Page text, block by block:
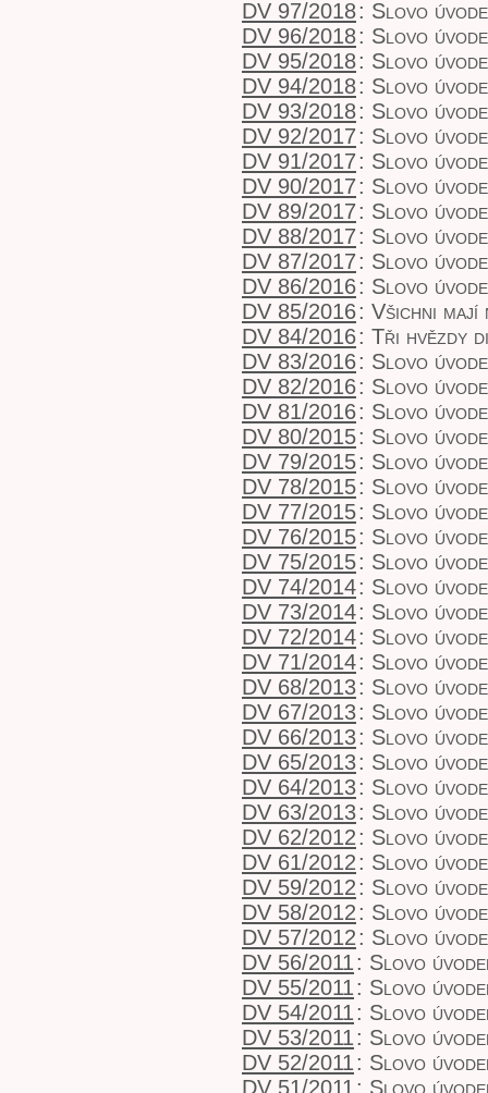
DV 97/2018: Slovo
DV 96/2018: Slovo
DV 95/2018: Slovo
DV 94/2018: Slovo
DV 93/2018: Slovo
DV 92/2017: Slovo
DV 91/2017: Slovo
DV 90/2017: Slovo
DV 89/2017: Slovo
DV 88/2017: Slovo
DV 87/2017: Slovo
DV 86/2016: Slovo
DV 85/2016: Všichni
DV 84/2016: Tři hvězdy
DV 83/2016: Slovo
DV 82/2016: Slovo
DV 81/2016: Slovo
DV 80/2015: Slovo
DV 79/2015: Slovo
DV 78/2015: Slovo
DV 77/2015: Slovo
DV 76/2015: Slovo
DV 75/2015: Slovo
DV 74/2014: Slovo
DV 73/2014: Slovo
DV 72/2014: Slovo
DV 71/2014: Slovo
DV 68/2013: Slovo
DV 67/2013: Slovo
DV 66/2013: Slovo
DV 65/2013: Slovo
DV 64/2013: Slovo
DV 63/2013: Slovo
DV 62/2012: Slovo
DV 61/2012: Slovo
DV 59/2012: Slovo
DV 58/2012: Slovo
DV 57/2012: Slovo
DV 56/2011: Slovo
DV 55/2011: Slovo
DV 54/2011: Slovo
DV 53/2011: Slovo
DV 52/2011: Slovo
DV 51/2011: Slovo